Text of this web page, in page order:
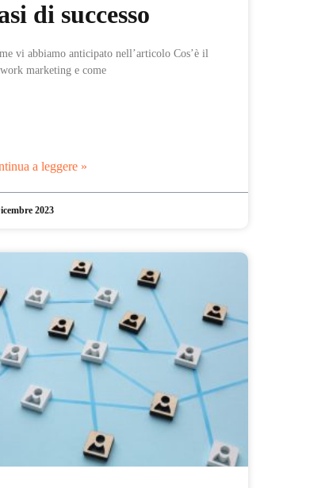
di successo
vi abbiamo anticipato nell’articolo Cos’è il
marketing e come
a leggere »
2023